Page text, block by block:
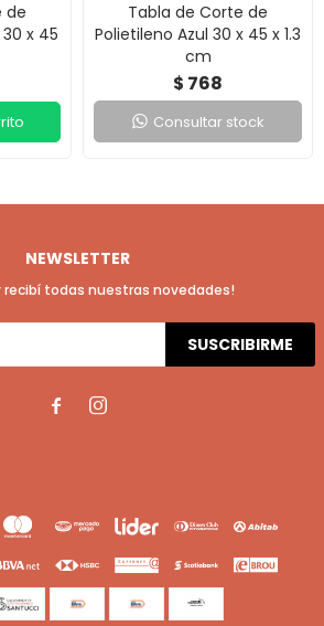
de
x 45
Tabla de Corte de
Polietileno Azul 30 x 45 x 1.3
cm
$ 768
Consultar stock
NEWSLETTER
recibí todas nuestras novedades!
SUSCRIBIRME
 